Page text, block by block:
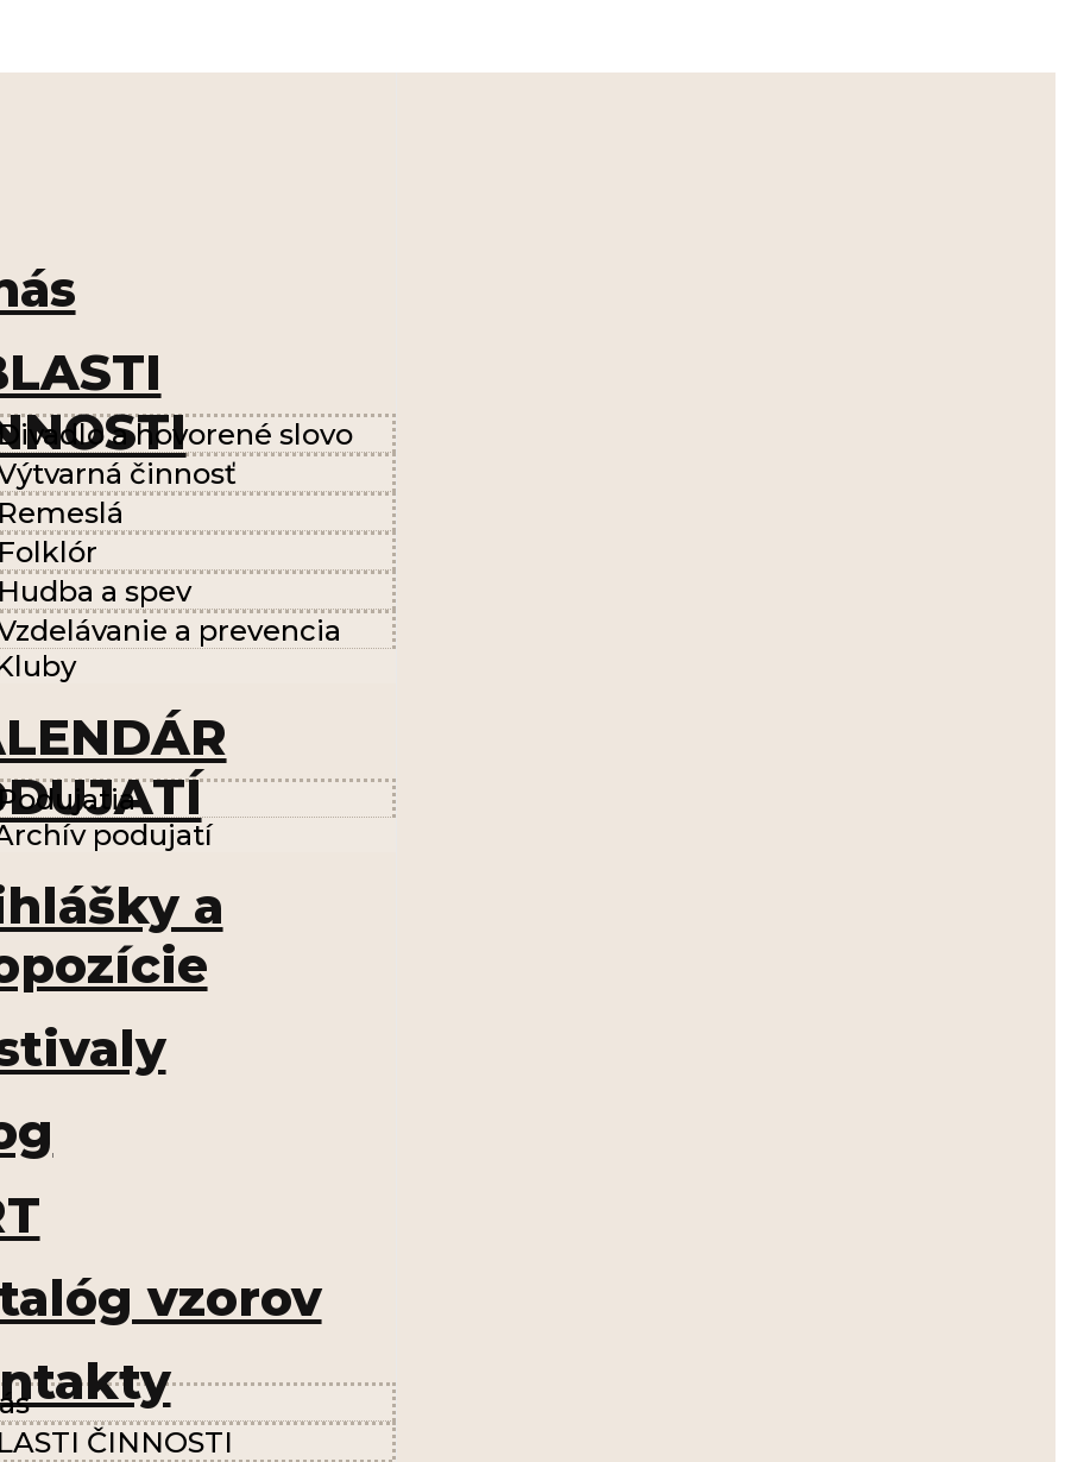
a hovorené slovo
činnosť
Remeslá
Folklór
Hudba a spev
a prevencia
podujatí
a
vzorov
ČINNOSTI